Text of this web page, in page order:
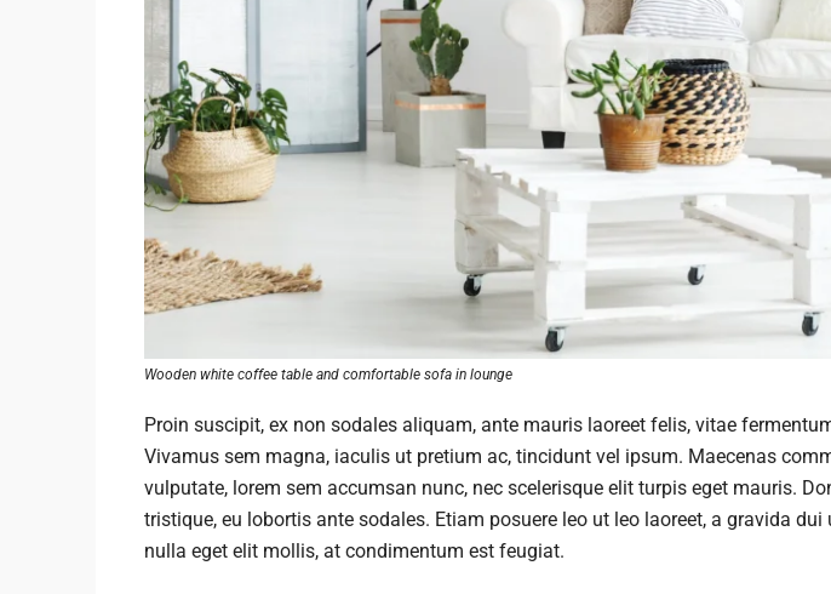
Wooden white coffee table and comfortable sofa in lounge
Proin suscipit, ex non sodales aliquam, ante mauris laoreet felis, vitae
Vivamus sem magna, iaculis ut pretium ac, tincidunt vel ipsum. Maecenas
vulputate, lorem sem accumsan nunc, nec scelerisque elit turpis eget mauris.
tristique, eu lobortis ante sodales. Etiam posuere leo ut leo laoreet, a gravida
nulla eget elit mollis, at condimentum est feugiat.